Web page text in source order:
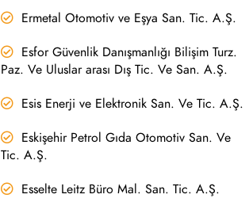
Ermetal Otomotiv ve Eşya San. Tic. A.Ş.
Esfor Güvenlik Danışmanlığı Bilişim Turz.
Paz. Ve Uluslar arası Dış Tic. Ve San. A.Ş.
Esis Enerji ve Elektronik San. Ve Tic. A.Ş.
Eskişehir Petrol Gıda Otomotiv San. Ve
Tic. A.Ş.
Esselte Leitz Büro Mal. San. Tic. A.Ş.